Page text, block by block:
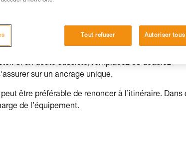
des ancrages dues à l’utilisation et aux
Si un doute subsiste, remplacez ou doublez
sur un ancrage unique.
être préférable de renoncer à l’itinéraire. Dans
de l’équipement.
Tout refuser Autoriser